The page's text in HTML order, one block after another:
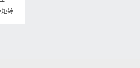
转